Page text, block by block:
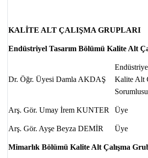
KALİTE ALT ÇALIŞMA GRUPLARI
Endüstriyel Tasarım Bölümü Kalite Alt
Dr. Öğr. Üyesi Damla AKDAŞ
Kalite Alt
Sorumlusu
Arş. Gör. Umay İrem KUNTER Üye
Arş. Gör. Ayşe Beyza DEMİR Üye
Mimarlık Bölümü Kalite Alt Çalışma